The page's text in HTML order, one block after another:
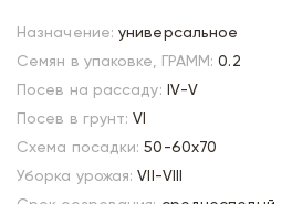
Назначение: универсальное
Семян в упаковке, ГРАММ: 0.2
Посев на рассаду: IV-V
Посев в грунт: VI
Схема посадки: 50-60х70
Уборка урожая: VII-VIII